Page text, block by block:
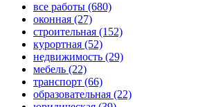
все работы (680)
оконная (27)
строительная (152)
курортная (52)
недвижимость (29)
мебель (22)
транспорт (66)
образовательная (22)